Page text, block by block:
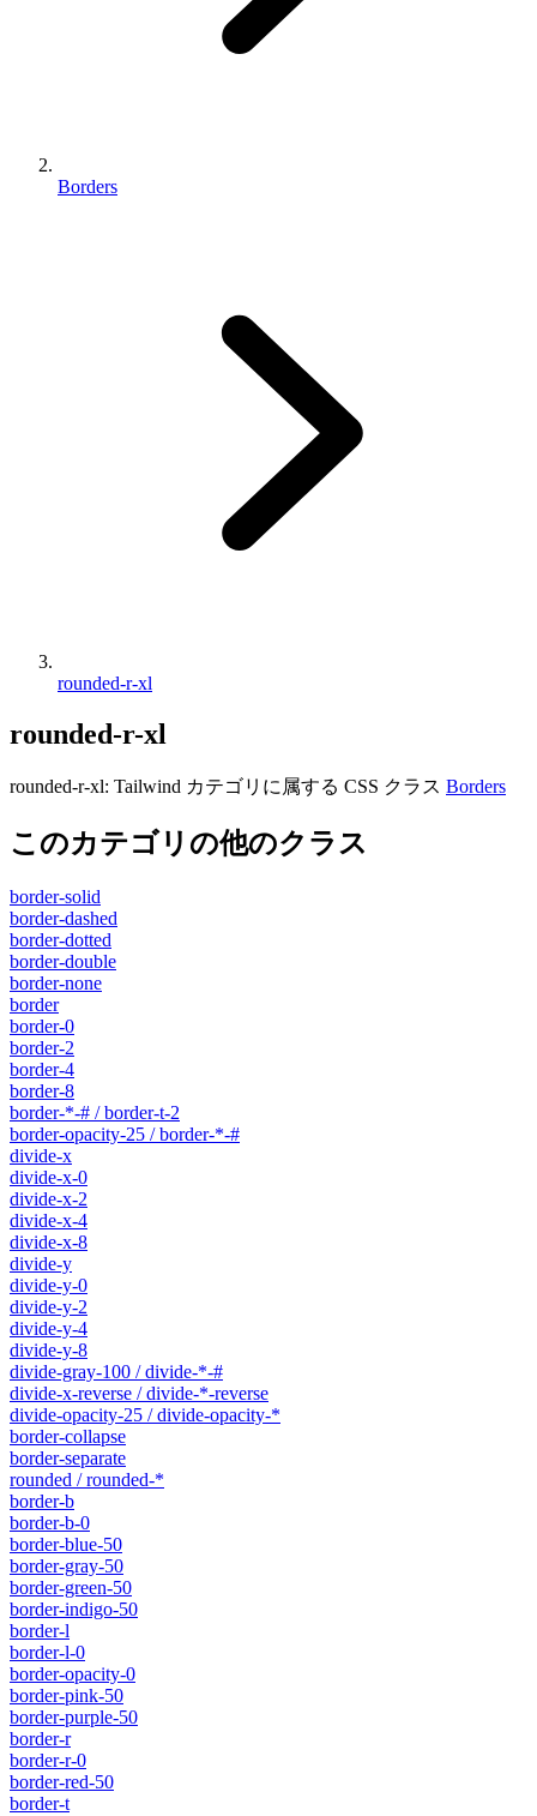
Borders
rounded-r-xl
rounded-r-xl
rounded-r-xl: Tailwind カテゴリに属する​​ CSS クラス Borders
このカテゴリの他のクラス
border-solid
border-dashed
border-dotted
border-double
border-none
border
border-0
border-2
border-4
border-8
border-*-# / border-t-2
border-opacity-25 / border-*-#
divide-x
divide-x-0
divide-x-2
divide-x-4
divide-x-8
divide-y
divide-y-0
divide-y-2
divide-y-4
divide-y-8
divide-gray-100 / divide-*-#
divide-x-reverse / divide-*-reverse
divide-opacity-25 / divide-opacity-*
border-collapse
border-separate
rounded / rounded-*
border-b
border-b-0
border-blue-50
border-gray-50
border-green-50
border-indigo-50
border-l
border-l-0
border-opacity-0
border-pink-50
border-purple-50
border-r
border-r-0
border-red-50
border-t